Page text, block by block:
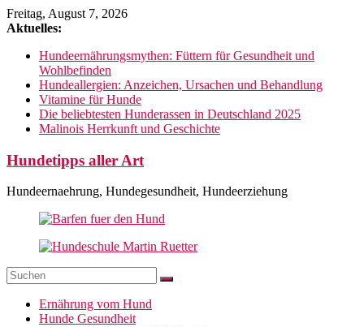
Zum
Inhalt
Freitag, August 7, 2026
Aktuelles:
Hundeernährungsmythen: Füttern für Gesundheit und
Wohlbefinden
Hundeallergien: Anzeichen, Ursachen und Behandlung
Vitamine für Hunde
Die beliebtesten Hunderassen in Deutschland 2025
Malinois Herrkunft und Geschichte
Hundetipps aller Art
Hundeernaehrung, Hundegesundheit, Hundeerziehung
Ernährung vom Hund
Hunde Gesundheit